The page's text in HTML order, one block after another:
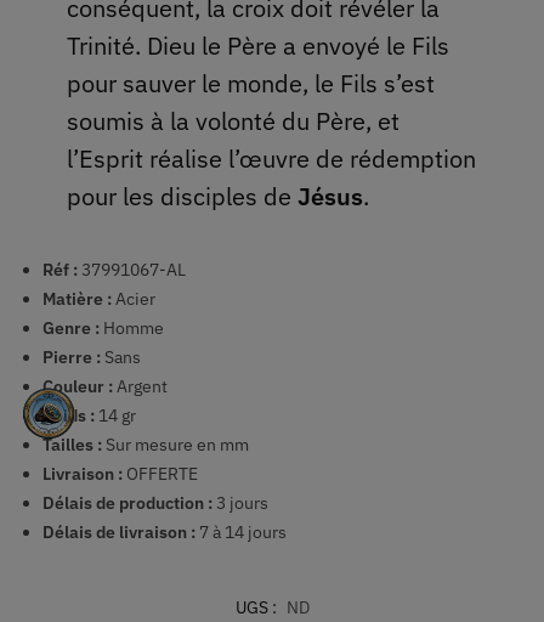
conséquent, la croix doit révéler la
Trinité. Dieu le Père a envoyé le Fils
pour sauver le monde, le Fils s’est
soumis à la volonté du Père, et
l’Esprit réalise l’œuvre de rédemption
pour les disciples de Jésus.
Réf : 37991067-AL
Matière :Acier
Genre : Homme
Pierre : Sans
Couleur :Argent
Poids : 14 gr
Tailles : Sur mesure en mm
Livraison : OFFERTE
Délais de production : 3 jours
Délais de livraison : 7 à 14 jours
UGS : ND